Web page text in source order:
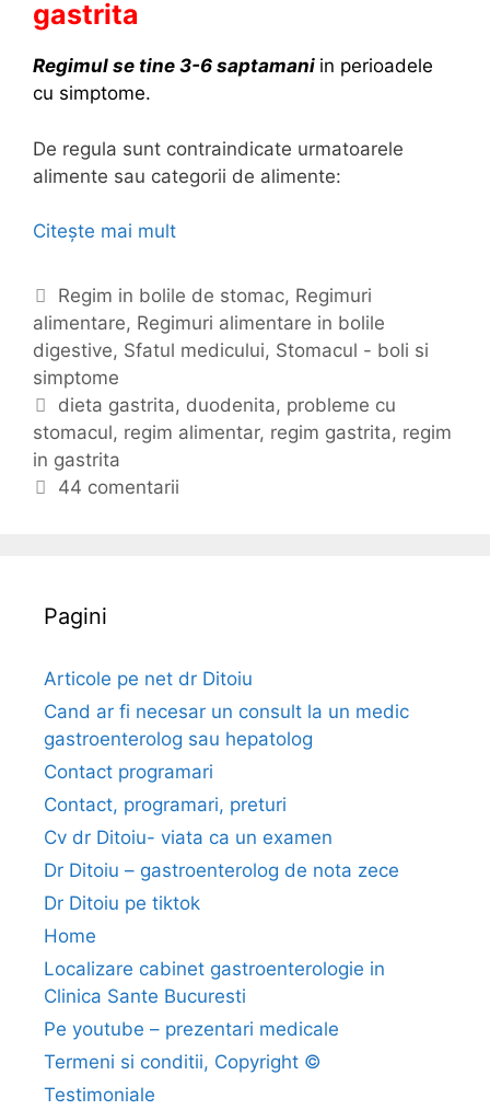
gastrita
Regimul se tine 3-6 saptamani in perioadele
cu simptome.
De regula sunt contraindicate urmatoarele
alimente sau categorii de alimente:
Citește mai mult
e
t
a
e
i
m
n
t
a
r
)
i
g
s
t
r
i
C
a
t
e
g
o
r
i
Regim in bolile de stomac, Regimuri
alimentare, Regimuri alimentare in bolile
digestive, Sfatul medicului, Stomacul - boli si
simptome
E
t
i
c
dieta gastrita, duodenita, probleme cu
stomacul, regim alimentar, regim gastrita, regim
in gastrita
44 comentarii
Pagini
Articole pe net dr Ditoiu
Cand ar fi necesar un consult la un medic
gastroenterolog sau hepatolog
Contact programari
Contact, programari, preturi
Cv dr Ditoiu- viata ca un examen
Dr Ditoiu – gastroenterolog de nota zece
Dr Ditoiu pe tiktok
Home
Localizare cabinet gastroenterologie in
Clinica Sante Bucuresti
Pe youtube – prezentari medicale
Termeni si conditii, Copyright ©
Testimoniale